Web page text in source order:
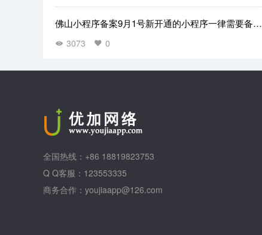
佛山小程序备案9月1号新开通的小程序一律需要备案
3073 0
全国热线：+86 18819823753
Q Q客服：123553335
商务合作：youjiaapp@126.com